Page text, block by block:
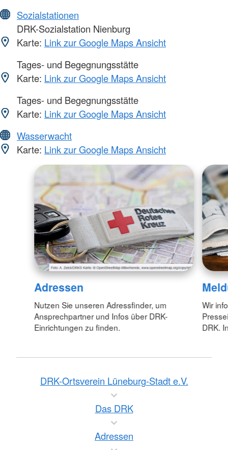
Sozialstationen
DRK-Sozialstation Nienburg
Karte: Link zur Google Maps Ansicht
Tages- und Begegnungsstätte
Karte: Link zur Google Maps Ansicht
Tages- und Begegnungsstätte
Karte: Link zur Google Maps Ansicht
Wasserwacht
Karte: Link zur Google Maps Ansicht
Adressen
Nutzen Sie unseren Adressfinder, um
Ansprechpartner und Infos über DRK-
Einrichtungen zu finden.
Wir
DRK.
DRK-Ortsverein Lüneburg-Stadt e.V.
Das DRK
Adressen